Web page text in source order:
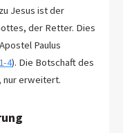
der Retter. Dies
Paulus
4). Die Botschaft des
nur erweitert.